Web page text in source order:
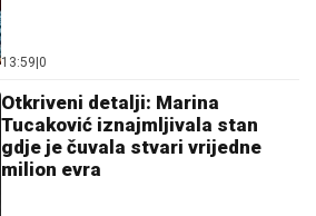
13:59|0
Otkriveni detalji: Marina
Tucaković iznajmljivala stan
gdje je čuvala stvari vrijedne
milion evra